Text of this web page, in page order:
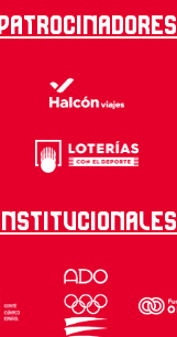
Patrocinadores
Institucionales